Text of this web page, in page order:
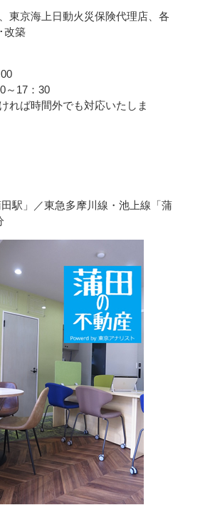
東京海上日動火災保険代理店、各
改築
～17：30
れば時間外でも対応いたしま
駅」／東急多摩川線・池上線「蒲